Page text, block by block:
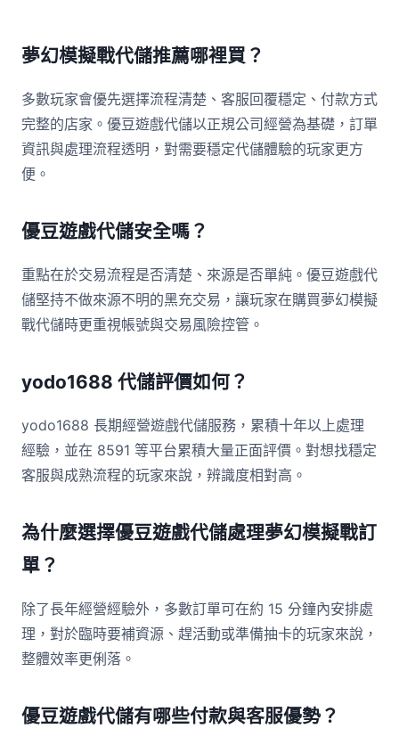
夢幻模擬戰代儲推薦哪裡買？
多數玩家會優先選擇流程清楚、客服回覆穩定、付款方式
完整的店家。優豆遊戲代儲以正規公司經營為基礎，訂單
資訊與處理流程透明，對需要穩定代儲體驗的玩家更方
便。
優豆遊戲代儲安全嗎？
重點在於交易流程是否清楚、來源是否單純。優豆遊戲代
儲堅持不做來源不明的黑充交易，讓玩家在購買夢幻模擬
戰代儲時更重視帳號與交易風險控管。
yodo1688 代儲評價如何？
yodo1688 長期經營遊戲代儲服務，累積十年以上處理
經驗，並在 8591 等平台累積大量正面評價。對想找穩定
客服與成熟流程的玩家來說，辨識度相對高。
為什麼選擇優豆遊戲代儲處理夢幻模擬戰訂
單？
除了長年經營經驗外，多數訂單可在約 15 分鐘內安排處
理，對於臨時要補資源、趕活動或準備抽卡的玩家來說，
整體效率更俐落。
優豆遊戲代儲有哪些付款與客服優勢？